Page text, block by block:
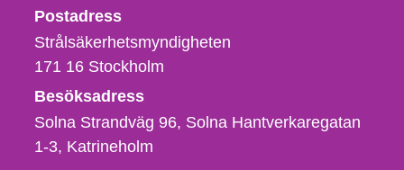
Strålsäkerhetsmyndigheten
Postadress
Strålsäkerhetsmyndigheten
171 16 Stockholm
Besöksadress
Solna Strandväg 96, Solna Hantverkaregatan
1-3 Katrineholm